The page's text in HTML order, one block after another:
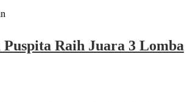
Puspita Raih Juara 3 Lomba